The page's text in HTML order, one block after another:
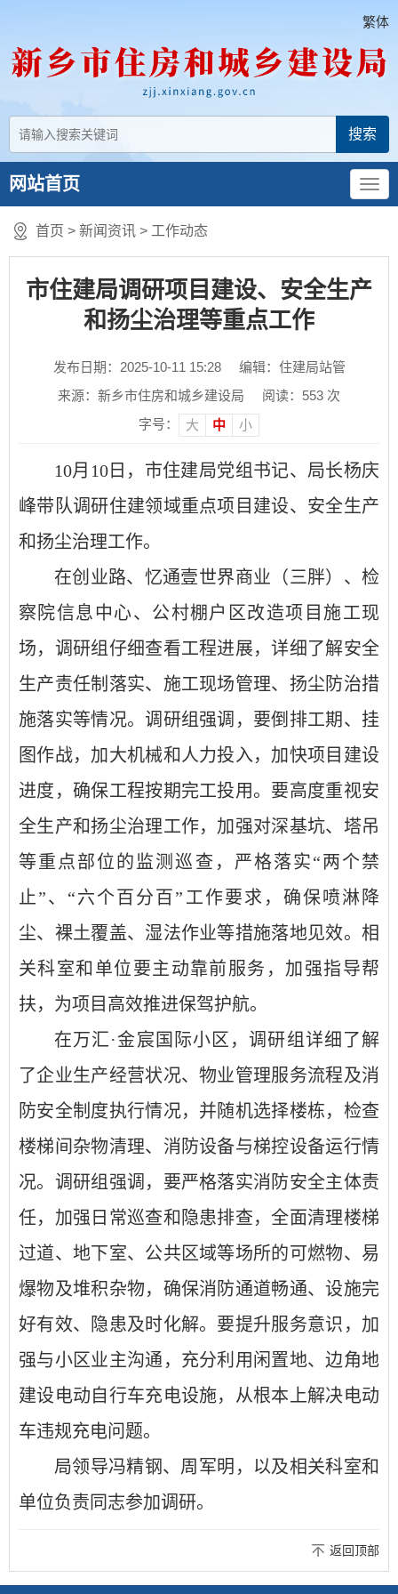
繁体
网站首页
首页 > 新闻资讯 > 工作动态
市住建局调研项目建设、安全生产
和扬尘治理等重点工作
发布日期：2025-10-11 15:28
编辑：住建局站管
来源：新乡市住房和城乡建设局
阅读： 553 次
字号：
大 中 小
10月10日，市住建局党组书记、局长杨庆
峰带队调研住建领域重点项目建设、安全生产
和扬尘治理工作。
在创业路、忆通壹世界商业（三胖）、检
察院信息中心、公村棚户区改造项目施工现
场，调研组仔细查看工程进展，详细了解安全
生产责任制落实、施工现场管理、扬尘防治措
施落实等情况。调研组强调，要倒排工期、挂
图作战，加大机械和人力投入，加快项目建设
进度，确保工程按期完工投用。要高度重视安
全生产和扬尘治理工作，加强对深基坑、塔吊
等重点部位的监测巡查，严格落实“两个禁
止”、“六个百分百”工作要求，确保喷淋降
尘、裸土覆盖、湿法作业等措施落地见效。相
关科室和单位要主动靠前服务，加强指导帮
扶，为项目高效推进保驾护航。
在万汇·金宸国际小区，调研组详细了解
了企业生产经营状况、物业管理服务流程及消
防安全制度执行情况，并随机选择楼栋，检查
楼梯间杂物清理、消防设备与梯控设备运行情
况。调研组强调，要严格落实消防安全主体责
任，加强日常巡查和隐患排查，全面清理楼梯
过道、地下室、公共区域等场所的可燃物、易
爆物及堆积杂物，确保消防通道畅通、设施完
好有效、隐患及时化解。要提升服务意识，加
强与小区业主沟通，充分利用闲置地、边角地
建设电动自行车充电设施，从根本上解决电动
车违规充电问题。
局领导冯精钢、周军明，以及相关科室和
单位负责同志参加调研。
返回顶部